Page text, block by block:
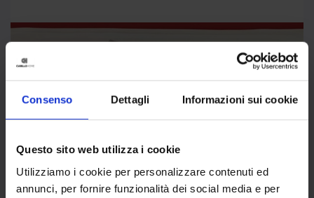
Consenso Dettagli Informazioni sui cookie
Questo sito web utilizza i cookie
Utilizziamo i cookie per personalizzare contenuti ed
annunci, per fornire funzionalità dei social media e per